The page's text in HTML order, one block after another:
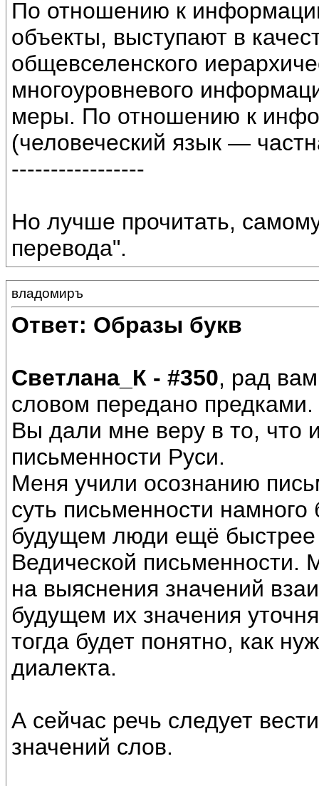
По отношению к
объекты, выступают в
общевселенского
многоуровневого
меры. По отношению к
(человеческий язык —
-----------------
Но лучше прочитать,
перевода".
владомиръ
Ответ: Образы букв
Светлана_К - #350, рад
словом передано предками.
Вы дали мне веру в то, что
письменности Руси.
Меня учили осознанию
суть письменности намного
будущем люди ещё быстрее
Ведической письменности.
на выяснения значений
будущем их значения
тогда будет понятно, как
диалекта.
А сейчас речь следует
значений слов.